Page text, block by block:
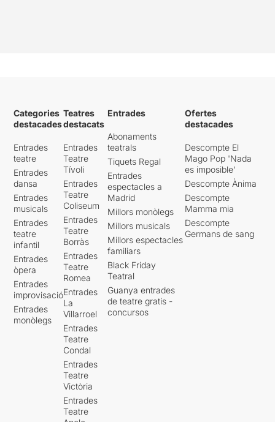
Categories
destacades
Entrades
teatre
Entrades
dansa
Entrades
musicals
Entrades
teatre
infantil
Entrades
òpera
Entrades
improvisació
Entrades
monòlegs
Teatres
destacats
Entrades
Teatre
Tívoli
Entrades
Teatre
Coliseum
Entrades
Teatre
Borràs
Entrades
Teatre
Romea
Entrades
La
Villarroel
Entrades
Teatre
Condal
Entrades
Teatre
Victòria
Entrades
Teatre
Entrades
Abonaments
teatrals
Tiquets Regal
Entrades
espectacles a
Madrid
Millors monòlegs
Millors musicals
Millors espectacles
familiars
Black Friday
Teatral
Guanya entrades
de teatre gratis -
concursos
Ofertes
destacades
Descompte El
Mago Pop 'Nada
es imposible'
Descompte Ànima
Descompte
Mamma mia
Descompte
Germans de sang